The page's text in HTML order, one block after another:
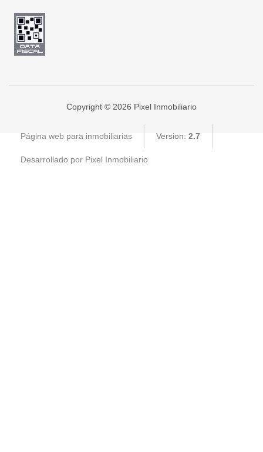
Copyright © 2026 Pixel Inmobiliario
Página web para inmobiliarias Version: 2.7
Desarrollado por Pixel Inmobiliario